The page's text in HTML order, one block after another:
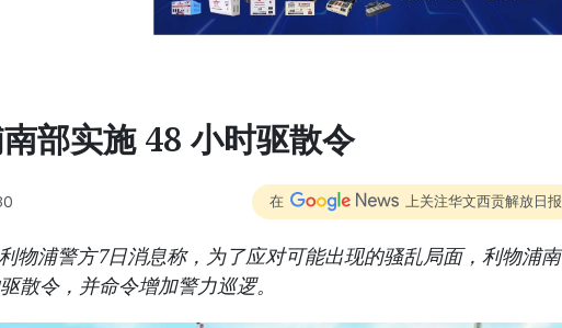
部实施 48 小时驱散令
在 上关注华文西贡解放日报
物浦警方7日消息称，为了应对可能出现的骚乱局面，利物浦南
散令，并命令增加警力巡逻。